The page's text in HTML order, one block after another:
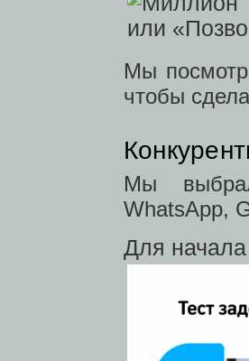
Мы
чтобы
Мы
WhatsApp,
Для